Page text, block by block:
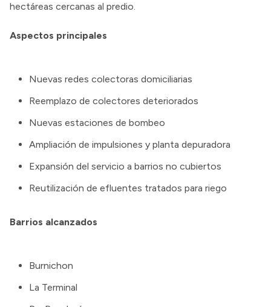
hectáreas cercanas al predio.
Aspectos principales
Nuevas redes colectoras domiciliarias
Reemplazo de colectores deteriorados
Nuevas estaciones de bombeo
Ampliación de impulsiones y planta depuradora
Expansión del servicio a barrios no cubiertos
Reutilización de efluentes tratados para riego
Barrios alcanzados
Burnichon
La Terminal